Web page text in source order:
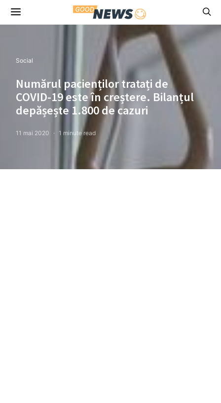
Social
Numărul pacienților tratați de
COVID-19 este în creștere. Bilanțul
depășește 1.800 de cazuri
11 mai 2020 1 minute read